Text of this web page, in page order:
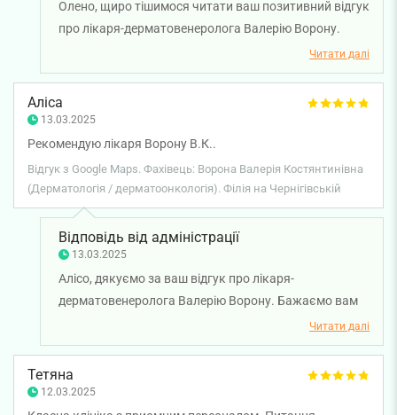
Олено, щиро тішимося читати ваш позитивний відгук
про лікаря-дерматовенеролога Валерію Ворону.
Дуже раді, що ви залишилися задоволені своїм
візитом. Бажаємо вам міцного здоров'я!
Читати далі
Аліса
13.03.2025
Рекомендую лікаря Ворону В.К..
Відгук з Google Maps. Фахівець: Ворона Валерія Костянтинівна
(Дерматологія / дерматоонкологія). Філія на Чернігівській
Відповідь від адміністрації
13.03.2025
Алісо, дякуємо за ваш відгук про лікаря-
дерматовенеролога Валерію Ворону. Бажаємо вам
Читати далі
Тетяна
12.03.2025